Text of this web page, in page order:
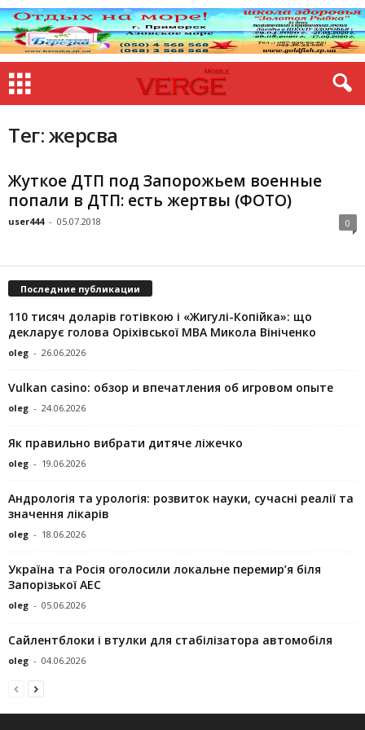
Тег: жерсва
Жуткое ДТП под Запорожьем военные
попали в ДТП: есть жертвы (ФОТО)
user444 - 05.07.2018 0
Последние публикации
110 тисяч доларів готівкою і «Жигулі-Копійка»: що
декларує голова Оріхівської МВА Микола Вініченко
oleg - 26.06.2026
Vulkan casino: обзор и впечатления об игровом опыте
oleg - 24.06.2026
Як правильно вибрати дитяче ліжечко
oleg - 19.06.2026
Андрологія та урологія: розвиток науки, сучасні реалії та
значення лікарів
oleg - 18.06.2026
Україна та Росія оголосили локальне перемир’я біля
Запорізької АЕС
oleg - 05.06.2026
Сайлентблоки і втулки для стабілізатора автомобіля
oleg - 04.06.2026